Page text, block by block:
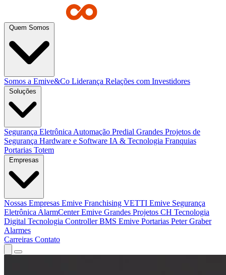
Quem Somos
Somos a Emive&Co Liderança Relações com Investidores
Soluções
Segurança Eletrônica Automação Predial Grandes Projetos de
Segurança Hardware e Software IA & Tecnologia Franquias
Portarias Totem
Empresas
Nossas Empresas Emive Franchising VETTI Emive Segurança
Eletrônica AlarmCenterEmive Grandes Projetos CH Tecnologia
Digital Tecnologia Controller BMS Emive Portarias Peter Graber
Alarmes
Carreiras Contato